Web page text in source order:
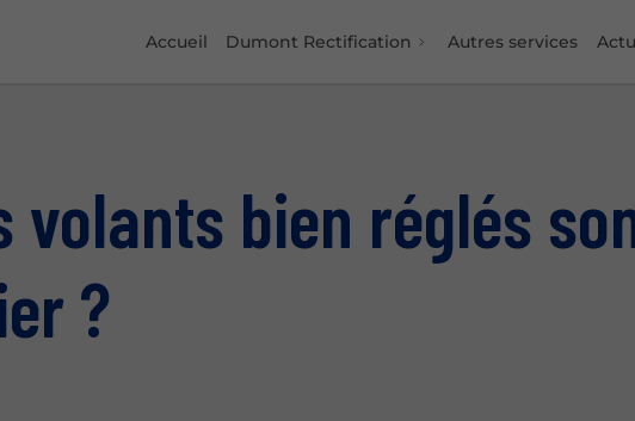
Accueil Dumont Rectification Autres services
volants bien réglés
?